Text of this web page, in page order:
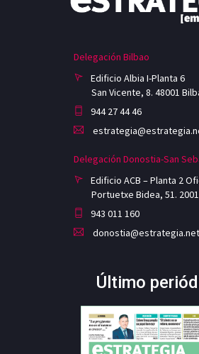
Delegación Bilbao
Edificio Albia I-Planta 6
San Vicente, 8. 48001
944 27 44 46
Delegación Donostia-San
Edificio ACB – Planta 2
Portuetxe Bidea, 51.
943 011 160
donostia@estrategia.net
Último